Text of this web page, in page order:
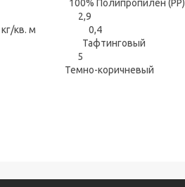
Полипропилен (PP)
мм 2,9
кг/кв. м 0,4
Тафтинговый
кв. м 5
Темно-коричневый